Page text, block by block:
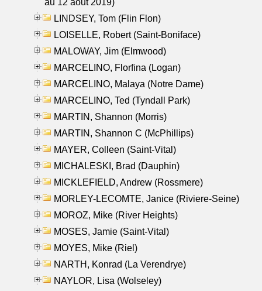
LINDSEY, Tom (Flin Flon)
LOISELLE, Robert (Saint-Boniface)
MALOWAY, Jim (Elmwood)
MARCELINO, Florfina (Logan)
MARCELINO, Malaya (Notre Dame)
MARCELINO, Ted (Tyndall Park)
MARTIN, Shannon (Morris)
MARTIN, Shannon C (McPhillips)
MAYER, Colleen (Saint-Vital)
MICHALESKI, Brad (Dauphin)
MICKLEFIELD, Andrew (Rossmere)
MORLEY-LECOMTE, Janice (Riviere-Seine)
MOROZ, Mike (River Heights)
MOSES, Jamie (Saint-Vital)
MOYES, Mike (Riel)
NARTH, Konrad (La Verendrye)
NAYLOR, Lisa (Wolseley)